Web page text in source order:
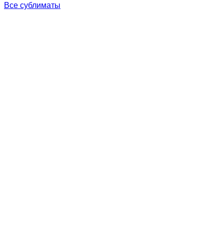
Все сублиматы